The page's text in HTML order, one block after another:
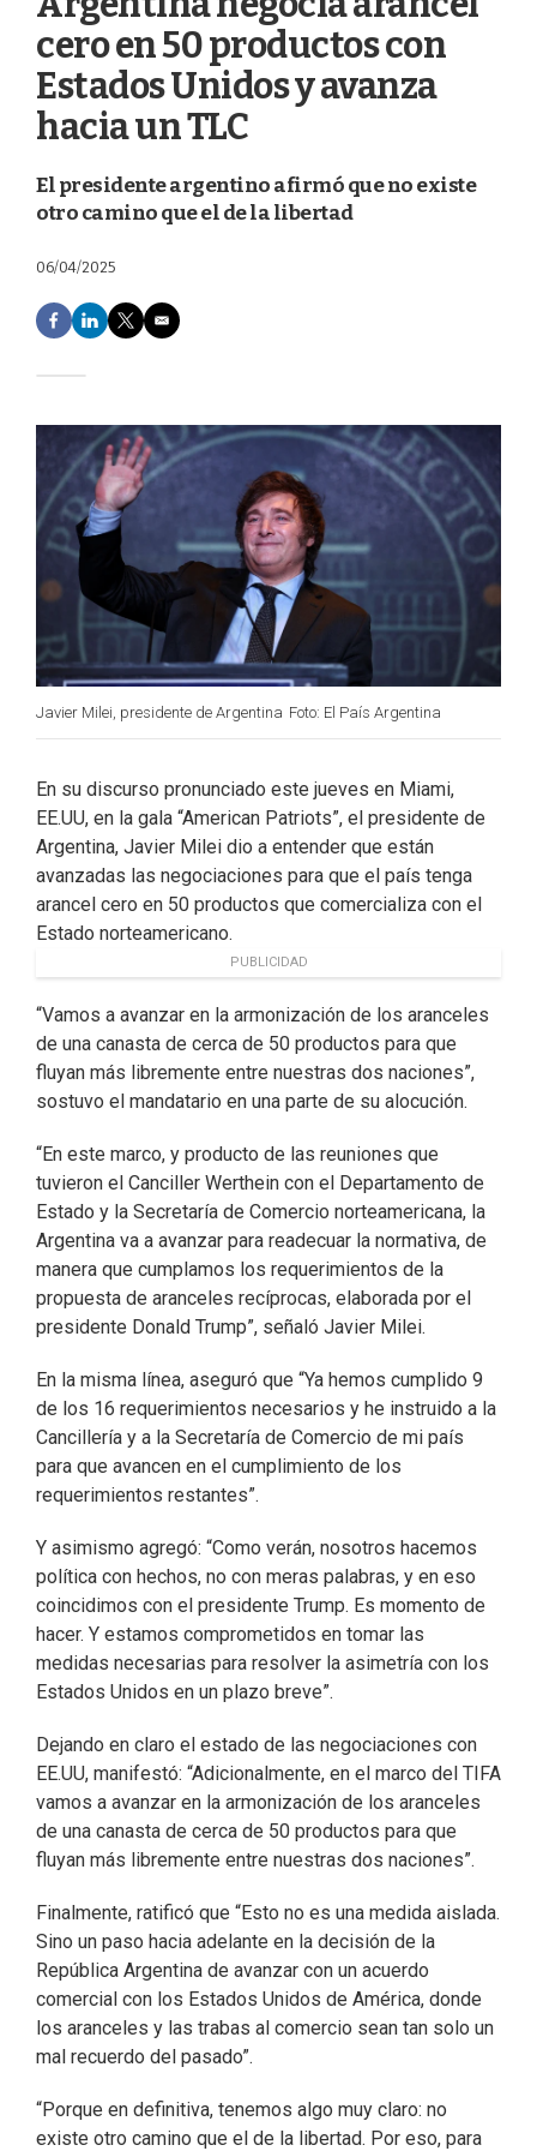
cero en 50 productos con
Estados Unidos y avanza
hacia un TLC
El presidente argentino afirmó que no existe
otro camino que el de la libertad
06/04/2025
F
a
e
o
k
L
i
d
I
n
T
w
e
r
E
m
Javier Milei, presidente de Argentina Foto: El País Argentina
En su discurso pronunciado este jueves en Miami,
EE.UU, en la gala “American Patriots”, el presidente de
Argentina, Javier Milei dio a entender que están
avanzadas las negociaciones para que el país tenga
arancel cero en 50 productos que comercializa con el
Estado norteamericano.
PUBLICIDAD
“Vamos a avanzar en la armonización de los aranceles
de una canasta de cerca de 50 productos para que
fluyan más libremente entre nuestras dos naciones”,
sostuvo el mandatario en una parte de su alocución.
“En este marco, y producto de las reuniones que
tuvieron el Canciller Werthein con el Departamento de
Estado y la Secretaría de Comercio norteamericana, la
Argentina va a avanzar para readecuar la normativa, de
manera que cumplamos los requerimientos de la
propuesta de aranceles recíprocas, elaborada por el
presidente Donald Trump”, señaló Javier Milei.
En la misma línea, aseguró que “Ya hemos cumplido 9
de los 16 requerimientos necesarios y he instruido a la
Cancillería y a la Secretaría de Comercio de mi país
para que avancen en el cumplimiento de los
requerimientos restantes”.
Y asimismo agregó: “Como verán, nosotros hacemos
política con hechos, no con meras palabras, y en eso
coincidimos con el presidente Trump. Es momento de
hacer. Y estamos comprometidos en tomar las
medidas necesarias para resolver la asimetría con los
Estados Unidos en un plazo breve”.
Dejando en claro el estado de las negociaciones con
EE.UU, manifestó: “Adicionalmente, en el marco del TIFA
vamos a avanzar en la armonización de los aranceles
de una canasta de cerca de 50 productos para que
fluyan más libremente entre nuestras dos naciones”.
Finalmente, ratificó que “Esto no es una medida aislada.
Sino un paso hacia adelante en la decisión de la
República Argentina de avanzar con un acuerdo
comercial con los Estados Unidos de América, donde
los aranceles y las trabas al comercio sean tan solo un
mal recuerdo del pasado”.
“Porque en definitiva, tenemos algo muy claro: no
existe otro camino que el de la libertad. Por eso, para